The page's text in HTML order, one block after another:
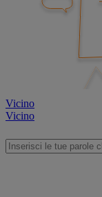
Vicino
Vicino